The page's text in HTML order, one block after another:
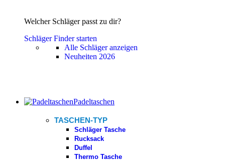
Welcher Schläger passt zu dir?
Schläger Finder starten
Alle Schläger anzeigen
Neuheiten 2026
Padeltaschen
TASCHEN-TYP
Schläger Tasche
Rucksack
Duffel
Thermo Tasche